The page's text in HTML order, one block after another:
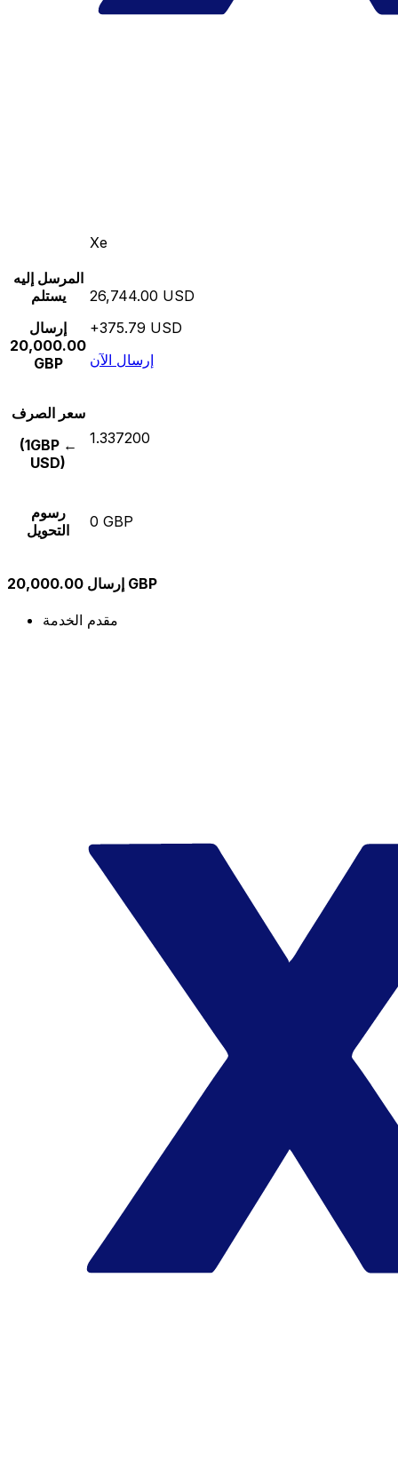
Xe
المرسل إليه
يستلم
إرسال
20,000.00
GBP
26,744.00 USD
+375.79 USD
إرسال الآن
سعر الصرف
(1GBP ←
USD)
1.337200
رسوم
التحويل
0 GBP
إرسال 20,000.00 GBP
مقدم الخدمة